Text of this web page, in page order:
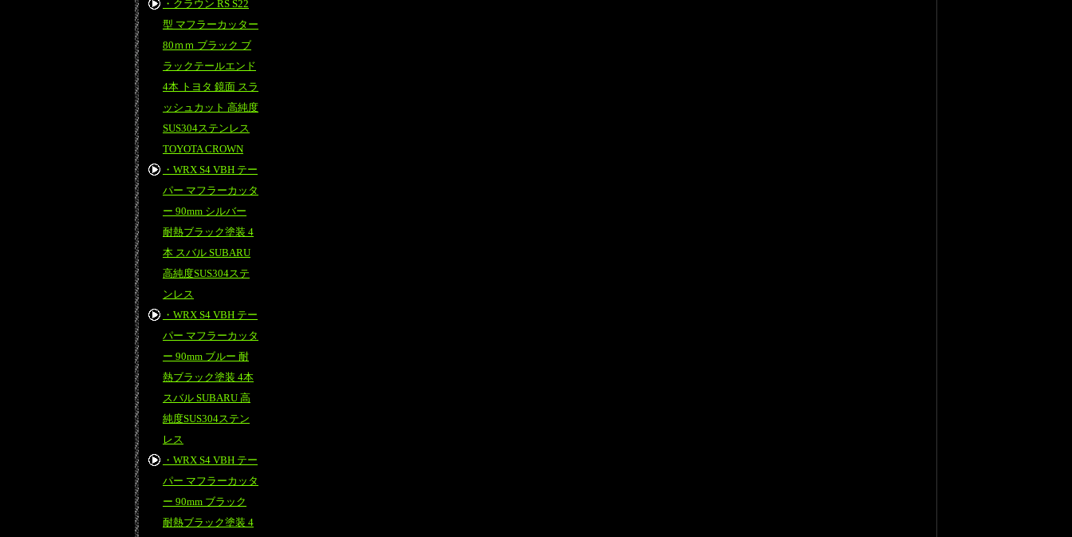
・クラウン RS S22
型 マフラーカッター
80ｍｍ ブラック ブ
ラックテールエンド
4本 トヨタ 鏡面 スラ
ッシュカット 高純度
SUS304ステンレス
TOYOTA CROWN
・WRX S4 VBH テー
パー マフラーカッタ
ー 90mm シルバー
耐熱ブラック塗装 4
本 スバル SUBARU
高純度SUS304ステ
ンレス
・WRX S4 VBH テー
パー マフラーカッタ
ー 90mm ブルー 耐
熱ブラック塗装 4本
スバル SUBARU 高
純度SUS304ステン
レス
・WRX S4 VBH テー
パー マフラーカッタ
ー 90mm ブラック
耐熱ブラック塗装 4